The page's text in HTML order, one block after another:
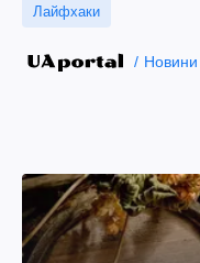
Лайфхаки
Новини